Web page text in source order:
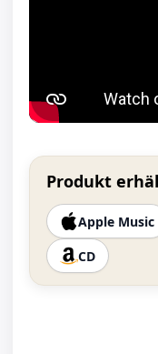
Produkt
Apple Music
CD